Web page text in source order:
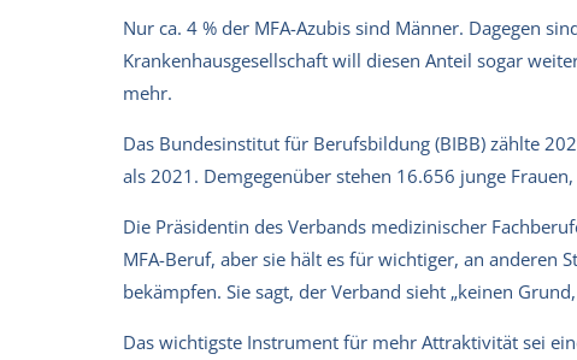
Nur ca. 4 % der MFA-Azubis sind Männer. Dagegen
Krankenhausgesellschaft will diesen Anteil sogar
mehr.
Das Bundesinstitut für Berufsbildung (BIBB) zählte
als 2021. Demgegenüber stehen 16.656 junge
Die Präsidentin des Verbands medizinischer
MFA-Beruf, aber sie hält es für wichtiger, an anderen
bekämpfen. Sie sagt, der Verband sieht „keinen
Das wichtigste Instrument für mehr Attraktivität sei